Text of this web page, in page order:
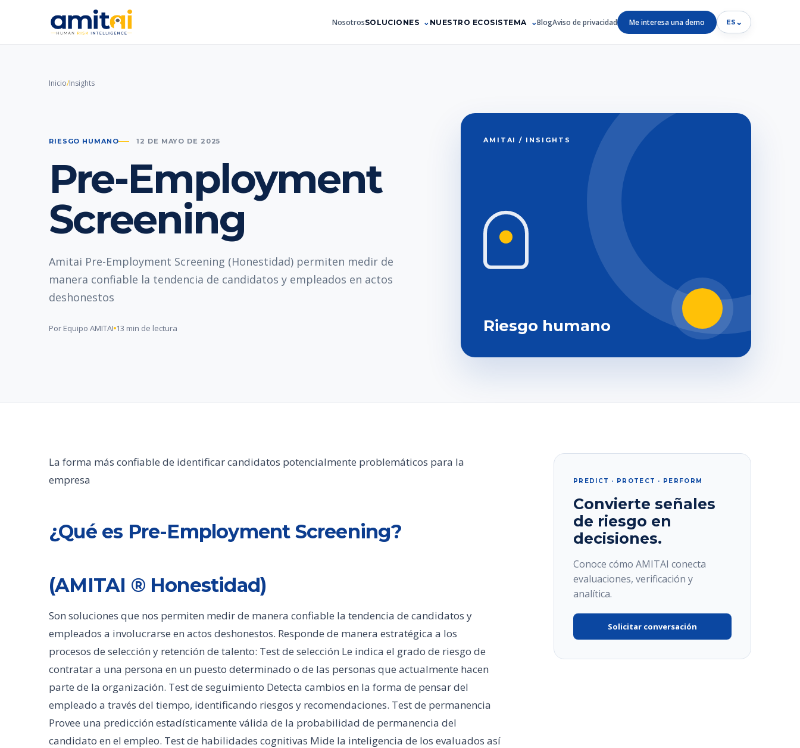
NosotrosSOLUCIONES NUESTRO ECOSISTEMA BlogAviso de privacidad Me interesa una demo ES ⌄
Inicio/Insights
RIESGO HUMANO 12 DE MAYO DE 2025
Pre-Employment
Screening
Amitai Pre-Employment Screening (Honestidad) permiten medir de
manera confiable la tendencia de candidatos y empleados en actos
deshonestos
Por Equipo AMITAI 13 min de lectura
AMITAI / INSIGHTS
Riesgo humano
La forma más confiable de identificar candidatos potencialmente problemáticos para la
empresa
¿Qué es Pre-Employment Screening?
(AMITAI ® Honestidad)
Son soluciones que nos permiten medir de manera confiable la tendencia de candidatos y
empleados a involucrarse en actos deshonestos. Responde de manera estratégica a los
procesos de selección y retención de talento: Test de selección Le indica el grado de riesgo de
contratar a una persona en un puesto determinado o de las personas que actualmente hacen
parte de la organización. Test de seguimiento Detecta cambios en la forma de pensar del
empleado a través del tiempo, identificando riesgos y recomendaciones. Test de permanencia
Provee una predicción estadísticamente válida de la probabilidad de permanencia del
candidato en el empleo. Test de habilidades cognitivas Mide la inteligencia de los evaluados así
PREDICT · PROTECT · PERFORM
Convierte señales
de riesgo en
decisiones.
Conoce cómo AMITAI conecta
evaluaciones, verificación y
analítica.
Solicitar conversación